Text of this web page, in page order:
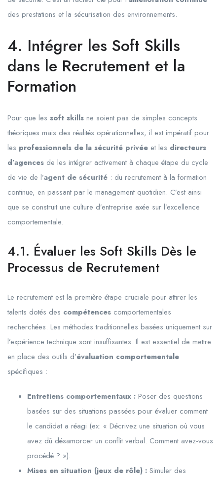
des prestations et la sécurisation des environnements.
4. Intégrer les Soft Skills
dans le Recrutement et la
Formation
Pour que les soft skills ne soient pas de simples concepts
théoriques mais des réalités opérationnelles, il est impératif pour
les professionnels de la sécurité privée et les directeurs
d’agences de les intégrer activement à chaque étape du cycle
de vie de l’agent de sécurité : du recrutement à la formation
continue, en passant par le management quotidien. C’est ainsi
que se construit une culture d’entreprise axée sur l’excellence
comportementale.
4.1. Évaluer les Soft Skills Dès le
Processus de Recrutement
Le recrutement est la première étape cruciale pour attirer les
talents dotés des compétences comportementales
recherchées. Les méthodes traditionnelles basées uniquement sur
l’expérience technique sont insuffisantes. Il est essentiel de mettre
en place des outils d’évaluation comportementale
spécifiques :
Entretiens comportementaux : Poser des questions
basées sur des situations passées pour évaluer comment
le candidat a réagi (ex: « Décrivez une situation où vous
avez dû désamorcer un conflit verbal. Comment avez-vous
procédé ? »).
Mises en situation (jeux de rôle) : Simuler des